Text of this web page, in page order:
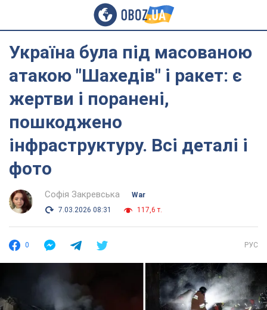
Україна була під масованою
атакою "Шахедів" і ракет: є
жертви і поранені,
пошкоджено
інфраструктуру. Всі деталі і
фото
Софія Закревська
War
7.03.2026 08:31
117,6 т.
0 РУС